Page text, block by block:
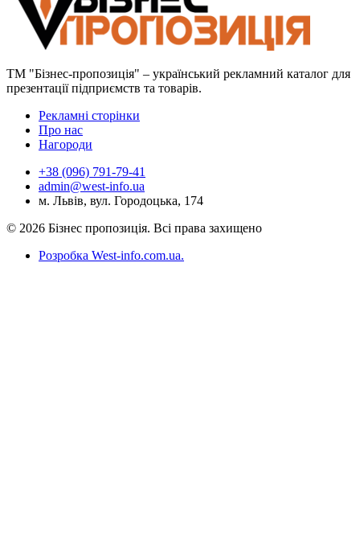
ТМ "Бізнес-пропозиція" – український рекламний каталог для
презентації підприємств та товарів.
Рекламні сторінки
Про нас
Нагороди
+38 (096) 791-79-41
admin@west-info.ua
м. Львів, вул. Городоцька, 174
© 2026 Бізнес пропозиція. Всі права захищено
Розробка West-info.com.ua.